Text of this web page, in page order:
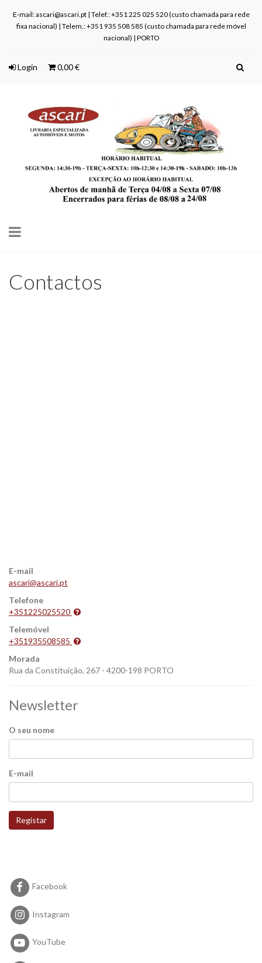
E-mail: ascari@ascari.pt | Telef.: +351 225 025 520 (custo chamada para rede
fixa nacional) | Telem.: +351 935 508 585 (custo chamada para rede móvel
nacional) | PORTO
Login 0,00 €
Toggle
Contactos
E-mail
ascari@ascari.pt
Telefone
+351225025520
Telemóvel
+351935508585
Morada
Rua da Constituição, 267 - 4200-198 PORTO
Newsletter
O seu nome
E-mail
Registar
Facebook
Instagram
YouTube